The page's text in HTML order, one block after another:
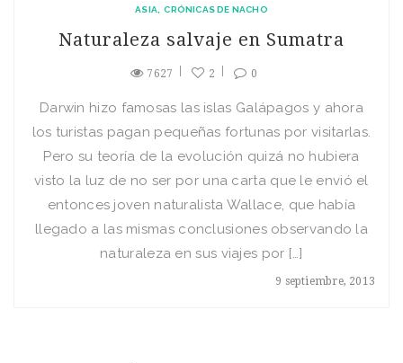
ASIA CRÓNICAS DE NACHO
Naturaleza salvaje en Sumatra
7627 2 0
9 septiembre, 2013
Darwin hizo famosas las islas Galápagos y ahora
los turistas pagan pequeñas fortunas por visitarlas.
Pero su teoría de la evolución quizá no hubiera
visto la luz de no ser por una carta que le envió el
entonces joven naturalista Wallace, que había
llegado a las mismas conclusiones observando la
naturaleza en sus viajes por […]